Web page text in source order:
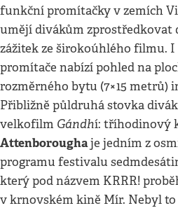
funkční promítačky v zemích
umějí divákům zprostředkovat
zážitek ze širokoúhlého filmu.
promítače nabízí pohled na
rozměrného bytu (7×15 metrů)
Přibližně půldruhá stovka
velkofilm Gándhí: tříhodinový
Attenboroughaje jedním z
programu festivalu
který pod názvem KRRR!
v krnovském kině Mír. Nebyl to